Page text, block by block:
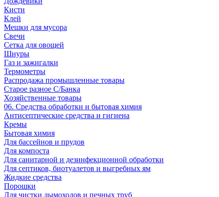
Кисти
Клей
Мешки для мусора
Свечи
Сетка для овощей
Шнуры
Газ и зажигалки
Термометры
Распродажа промышленные товары
Старое разное С/Банка
Хозяйственные товары
06. Средства обработки и бытовая химия
Антисептические средства и гигиена
Кремы
Бытовая химия
Для бассейнов и прудов
Для компоста
Для санитарной и дезинфекционной обработки
Для септиков, биотуалетов и выгребных ям
Жидкие средства
Порошки
Для чистки дымоходов и печных труб